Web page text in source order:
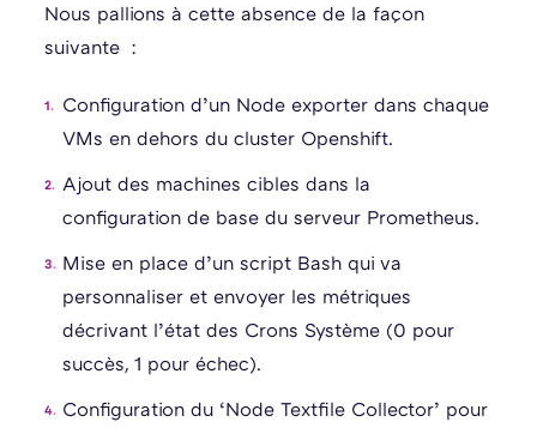
Nous pallions à cette absence de la façon
suivante :
Configuration d’un Node exporter dans chaque
VMs en dehors du cluster Openshift.
Ajout des machines cibles dans la
configuration de base du serveur Prometheus.
Mise en place d’un script Bash qui va
personnaliser et envoyer les métriques
décrivant l’état des Crons Système (0 pour
succès, 1 pour échec).
Configuration du ‘Node Textfile Collector’ pour